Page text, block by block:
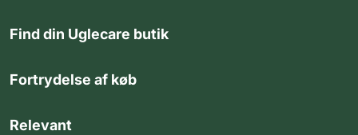
Find din Uglecare butik
Fortrydelse af køb
Relevant